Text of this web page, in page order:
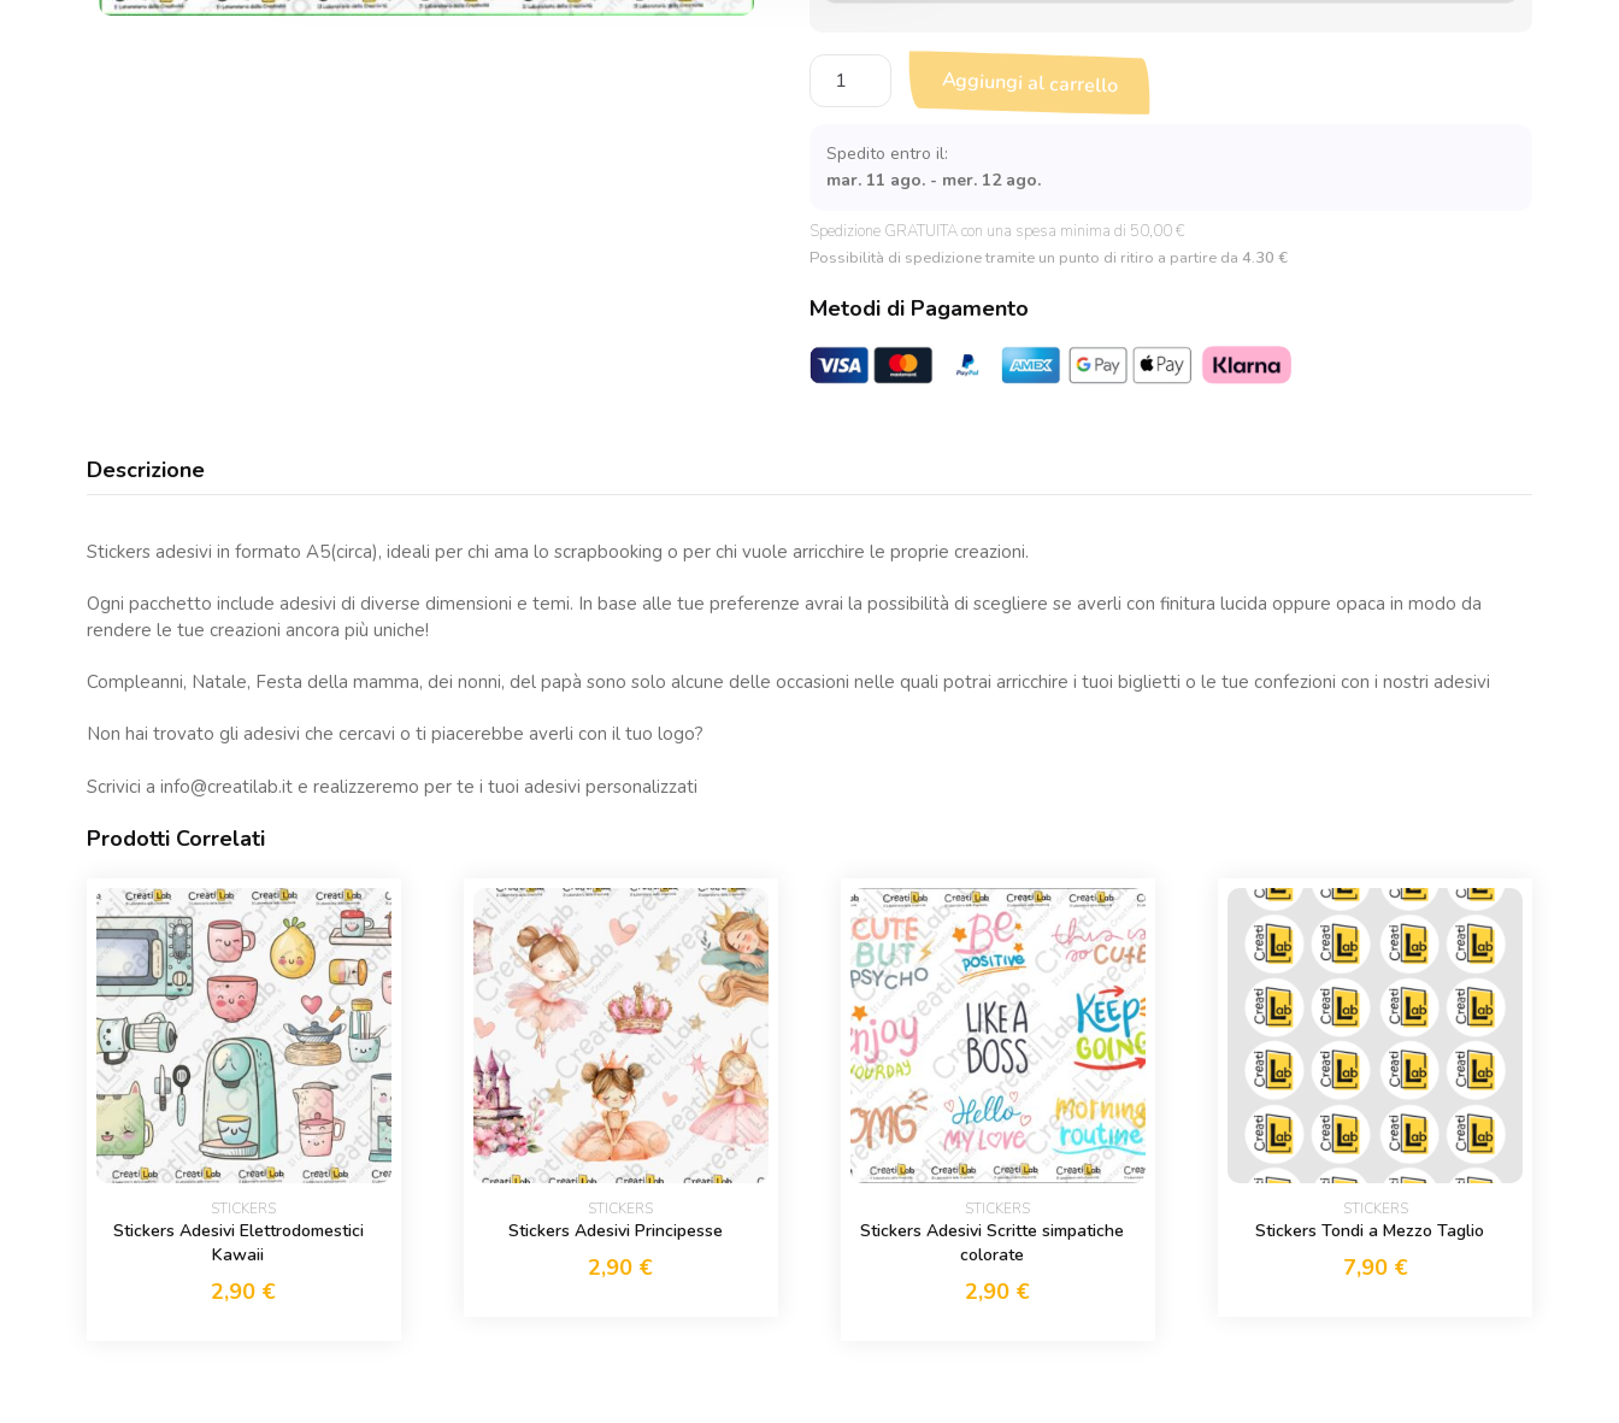
Stickers
Adesivi
kawaii
quantità
Aggiungi al carrello
Spedito entro il:
mar. 11 ago. - mer. 12 ago.
Spedizione GRATUITA con una spesa minima di 50,00 €
Possibilità di spedizione tramite un punto di ritiro a partire da 4.30 €
Metodi di Pagamento
Descrizione
Stickers adesivi in formato A5(circa), ideali per chi ama lo scrapbooking o per chi vuole arricchire le proprie creazioni.
Ogni pacchetto include adesivi di diverse dimensioni e temi. In base alle tue preferenze avrai la possibilità di scegliere se averli con finitura lucida oppure opaca in modo da
rendere le tue creazioni ancora più uniche!
Compleanni, Natale, Festa della mamma, dei nonni, del papà sono solo alcune delle occasioni nelle quali potrai arricchire i tuoi biglietti o le tue confezioni con i nostri adesivi
Non hai trovato gli adesivi che cercavi o ti piacerebbe averli con il tuo logo?
Scrivici a info@creatilab.it e realizzeremo per te i tuoi adesivi personalizzati
Prodotti Correlati
STICKERS
Stickers Adesivi Elettrodomestici
Kawaii
2,90 €
STICKERS
Stickers Adesivi Principesse
2,90 €
STICKERS
Stickers Adesivi Scritte simpatiche
colorate
2,90 €
STICKERS
Stickers Tondi a Mezzo Taglio
7,90 €